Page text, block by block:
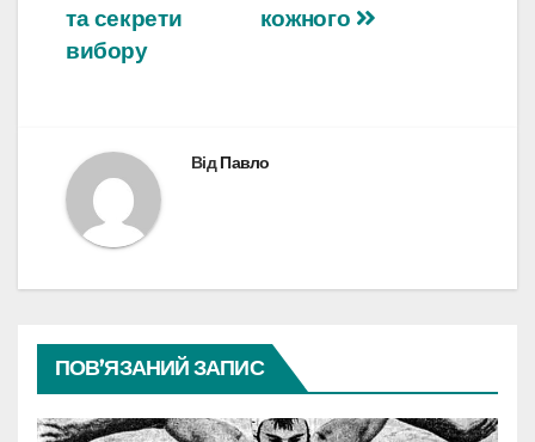
кожного
та секрети
вибору
ВідПавло
ПОВ’ЯЗАНИЙ ЗАПИС